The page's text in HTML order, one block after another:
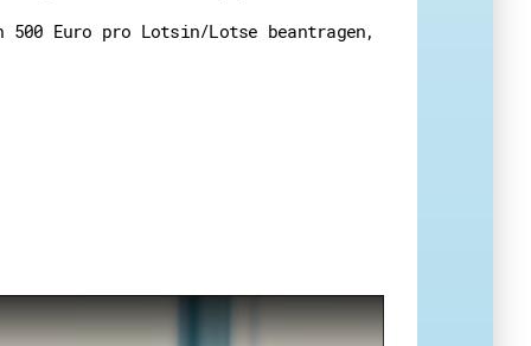
500 Euro pro Lotsin/Lotse beantragen,